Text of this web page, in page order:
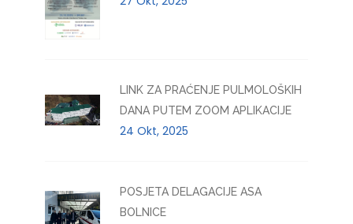
LINK ZA PRAĆENJE PULMOLOŠKIH
DANA PUTEM ZOOM APLIKACIJE
24 Okt, 2025
POSJETA DELAGACIJE ASA
BOLNICE